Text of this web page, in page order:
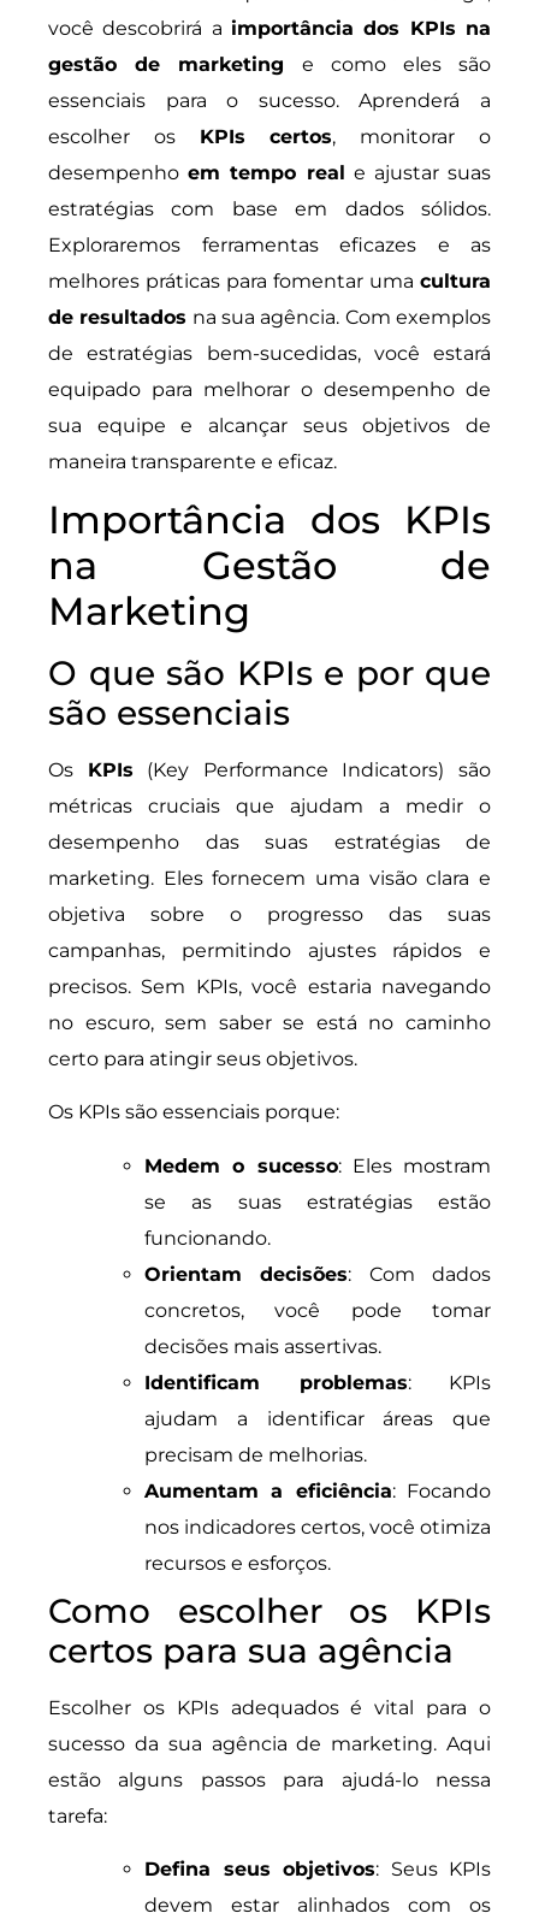
você descobrirá a importância dos KPIs na
gestão de marketing e como eles são
essenciais para o sucesso. Aprenderá a
escolher os KPIs certos, monitorar o
desempenhoem tempo real e ajustar suas
estratégias com base em dados sólidos.
Exploraremos ferramentas eficazes e as
melhores práticas para fomentar uma cultura
de resultados na sua agência. Com exemplos
de estratégias bem-sucedidas, você estará
equipado para melhorar o desempenho de
sua equipe e alcançar seus objetivos de
maneira transparente e eficaz.
Importância dos KPIs
na Gestão de
Marketing
O que são KPIs e por que
são essenciais
Os KPIs (Key Performance Indicators) são
métricas cruciais que ajudam a medir o
desempenho das suas estratégias de
marketing. Eles fornecem uma visão clara e
objetiva sobre o progresso das suas
campanhas, permitindo ajustes rápidos e
precisos. Sem KPIs, você estaria navegando
no escuro, sem saber se está no caminho
certo para atingir seus objetivos.
Os KPIs são essenciais porque:
Medem o sucesso: Eles mostram
se as suas estratégias estão
funcionando.
Orientam decisões: Com dados
concretos, você pode tomar
decisões mais assertivas.
Identificam problemas: KPIs
ajudam a identificar áreas que
precisam de melhorias.
Aumentam a eficiência: Focando
nos indicadores certos, você otimiza
recursos e esforços.
Como escolher os KPIs
certos para sua agência
Escolher os KPIs adequados é vital para o
sucesso da sua agência de marketing. Aqui
estão alguns passos para ajudá-lo nessa
tarefa:
Defina seus objetivos: Seus KPIs
devem estar alinhados com os